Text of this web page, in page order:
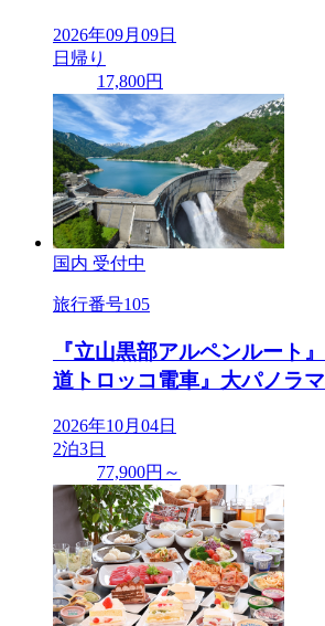
2026年09月09日
日帰り
17,800円
国内 受付中
旅行番号105
『立山黒部アルペンルート
道トロッコ電車』大パノラ
2026年10月04日
2泊3日
77,900円～